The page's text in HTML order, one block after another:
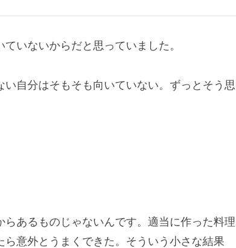
いないからだと思っていました。
自分はそもそも向いていない。ずっとそう思
あるものじゃないんです。適当に作った料理
意外とうまくできた。そういう小さな結果